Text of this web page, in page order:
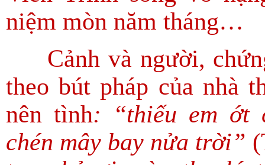
niệm mòn năm tháng…
Cảnh và người,
theo bút pháp của nhà
nên tình: “thiếu em ớt
chén mây bay nửa trời”